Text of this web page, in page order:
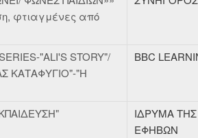
φτιαγμένες από
"ALI'S STORY"/
ΚΑΤΑΦΥΓΙΟ"-"Η
BBC
ΙΔΡΥΜΑ
ΕΦΗΒΩΝ